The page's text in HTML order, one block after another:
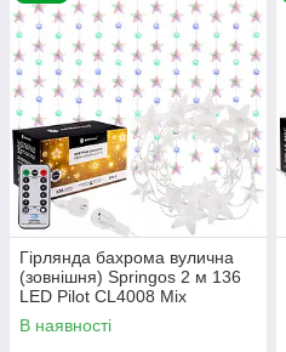
Гірлянда бахрома вулична
(зовнішня) Springos 2 м 136
LED Pilot CL4008 Mix
В наявності